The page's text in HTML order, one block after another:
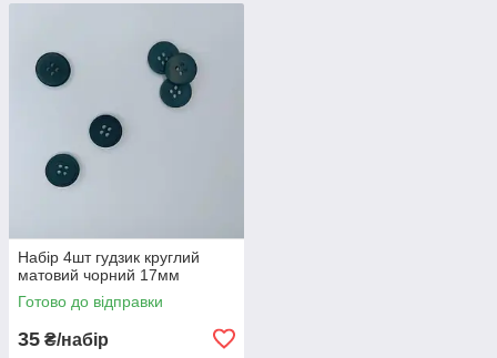
Набір 4шт гудзик круглий
матовий чорний 17мм
Готово до відправки
35 ₴/набір